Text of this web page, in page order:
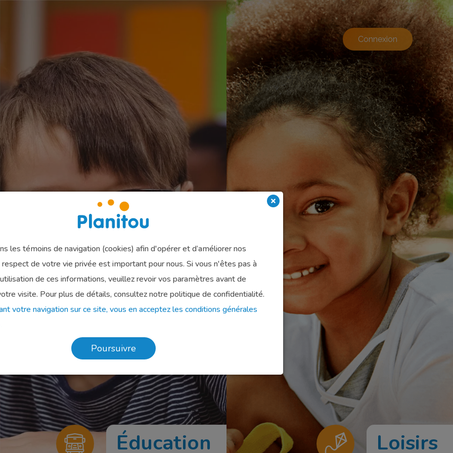
les témoins de navigation (cookies) afin d'opérer et d’améliorer nos
respect de votre vie privée est important pour nous. Si vous n'êtes pas à
de ces informations, veuillez revoir vos paramètres avant de
visite. Pour plus de détails, consultez notre politique de confidentialité.
votre navigation sur ce site, vous en acceptez les conditions générales
Poursuivre
Connexion
Éducation Loisirs
Loisirs